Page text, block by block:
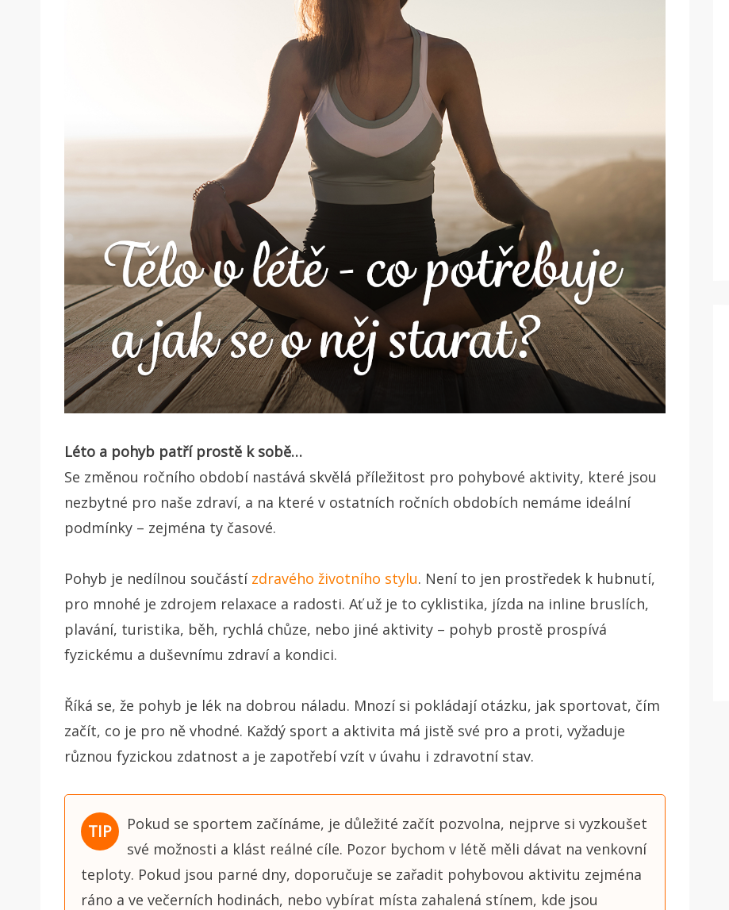
Léto a pohyb patří prostě k sobě…
Se změnou ročního období nastává skvělá příležitost pro pohybové aktivity, které jsou
nezbytné pro naše zdraví, a na které v ostatních ročních obdobích nemáme ideální
podmínky – zejména ty časové.
Pohyb je nedílnou součástí zdravého životního stylu. Není to jen prostředek k hubnutí,
pro mnohé je zdrojem relaxace a radosti. Ať už je to cyklistika, jízda na inline bruslích,
plavání, turistika, běh, rychlá chůze, nebo jiné aktivity – pohyb prostě prospívá
fyzickému a duševnímu zdraví a kondici.
Říká se, že pohyb je lék na dobrou náladu. Mnozí si pokládají otázku, jak sportovat, čím
začít, co je pro ně vhodné. Každý sport a aktivita má jistě své pro a proti, vyžaduje
různou fyzickou zdatnost a je zapotřebí vzít v úvahu i zdravotní stav.
Pokud se sportem začínáme, je důležité začít pozvolna, nejprve si vyzkoušet
své možnosti a klást reálné cíle. Pozor bychom v létě měli dávat na venkovní
teploty. Pokud jsou parné dny, doporučuje se zařadit pohybovou aktivitu zejména
ráno a ve večerních hodinách, nebo vybírat místa zahalená stínem, kde jsou